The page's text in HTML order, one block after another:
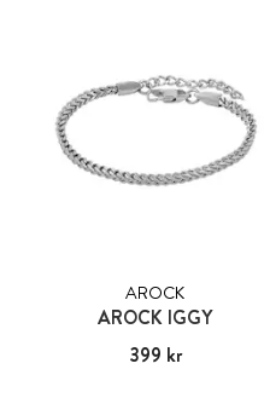
AROCK
AROCK IGGY
Pris:399 kr
399 kr